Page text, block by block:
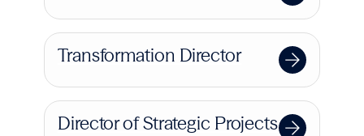
Transformation Director
Director of Strategic Projects